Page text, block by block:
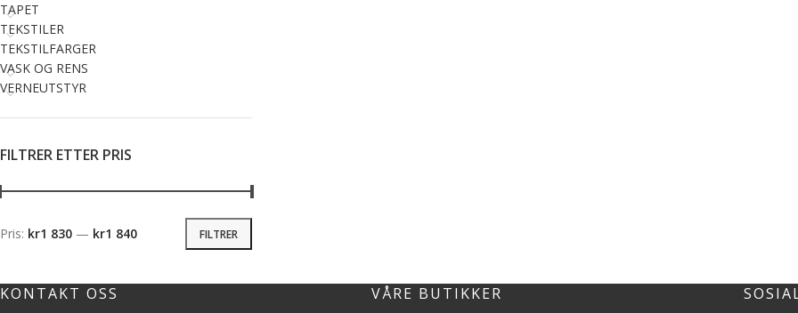
TAPET
TEKSTILER
TEKSTILFARGER
VASK OG RENS
VERNEUTSTYR
FILTRER ETTER PRIS
FILTRER
Pris: kr1 830 — kr1 840
KONTAKT OSS VÅRE BUTIKKER